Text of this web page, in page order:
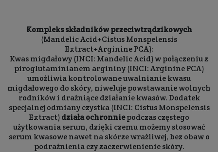
Kompleks składników przeciwtrądzikowych
(Mandelic Acid+Cistus Monspelensis
Extract+Arginine PCA):
Kwas migdałowy (INCI: Mandelic Acid) w połączeniu z
piroglutaminianem argininy (INCI: Arginine PCA)
umożliwia kontrolowane uwalnianie kwasu
migdałowego do skóry, niweluje powstawanie wolnych
rodników i drażniące działanie kwasów. Dodatek
specjalnej odmiany czystka (INCI: Cistus Monspelensis
Extract)działa ochronniepodczas częstego
użytkowania serum, dzięki czemu możemy stosować
serum kwasowe nawet na skórze wrażliwej, bez obaw o
podrażnienia czy zaczerwienienie skóry.